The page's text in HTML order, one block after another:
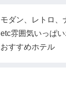
モダン、レトロ、
etc雰囲気いっぱ
おすすめホテル